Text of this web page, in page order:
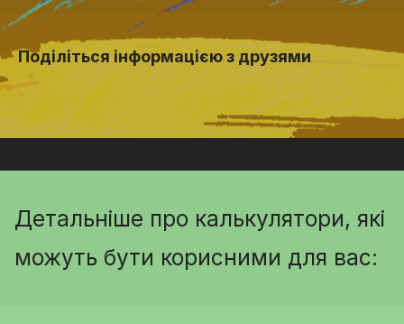
Поділіться інформацією з друзями
Детальніше про калькулятори, які
можуть бути корисними для вас: